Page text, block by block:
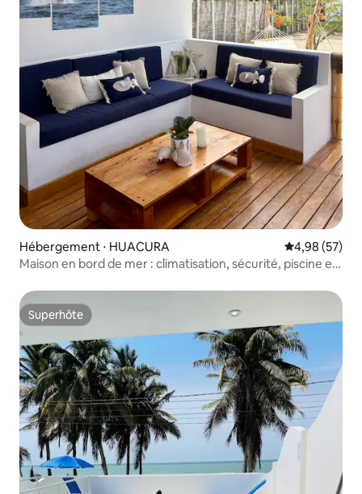
Hébergement ⋅ HUACURA Évaluation
4,98 (57)
Maison en bord de mer : climatisation, sécurité, piscine et
Superhôte
Superhôte